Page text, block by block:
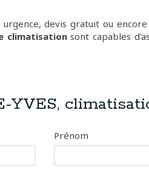
devis gratuit ou
climatisationsont capables
YVES,
Prénom